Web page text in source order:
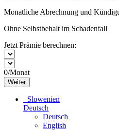
Monatliche Abrechnung und
Ohne Selbstbehalt im Schadenfall
Jetzt Prämie berechnen:
0/Monat
Weiter
Slowenien
Deutsch
Deutsch
English